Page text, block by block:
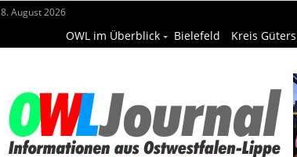
8. August 2026
OWL im Überblick Bielefeld Kreis